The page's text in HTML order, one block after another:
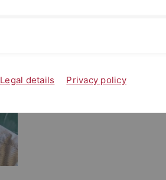
Legal details Privacy policy